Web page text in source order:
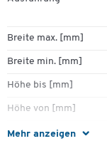
Mehr anzeigen
Breite max. [mm]
Breite min. [mm]
Höhe bis [mm]
Höhe von [mm]
Höhenverstellbar